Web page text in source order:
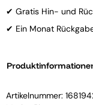
✔ Gratis Hin- und
✔ Ein Monat
Artikelnummer: